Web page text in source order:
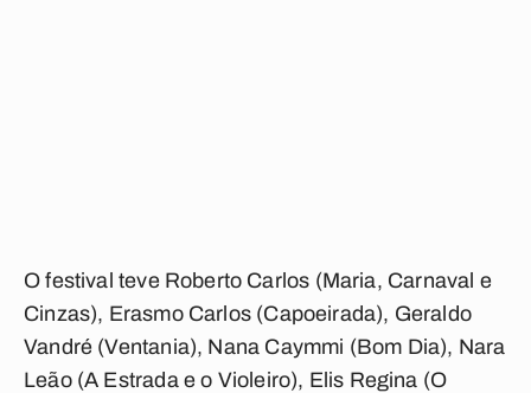
O festival teve Roberto Carlos (Maria, Carnaval e
Cinzas), Erasmo Carlos (Capoeirada), Geraldo
Vandré (Ventania), Nana Caymmi (Bom Dia), Nara
Leão (A Estrada e o Violeiro), Elis Regina (O